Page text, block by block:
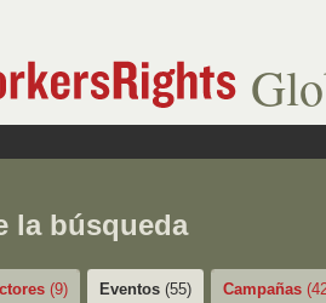
la búsqueda
(9) Eventos (55) Campañas